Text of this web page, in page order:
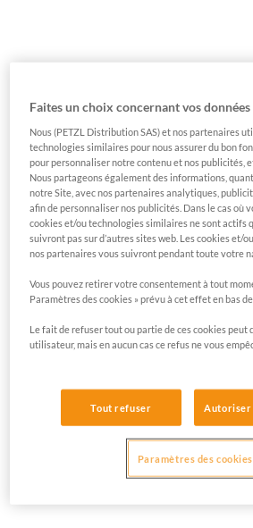
Faites un choix concernant vos données
Nous (PETZL Distribution SAS) et nos partenaires
technologies similaires pour nous assurer du bon
pour personnaliser notre contenu et nos publicités,
Nous partageons également des informations,
notre Site, avec nos partenaires analytiques,
afin de personnaliser nos publicités. Dans le cas où
cookies et/ou technologies similaires ne sont actifs
suivront pas sur d’autres sites web. Les cookies et/
nos partenaires vous suivront pendant toute votre
Vous pouvez retirer votre consentement à tout
Paramètres des cookies » prévu à cet effet en bas
Le fait de refuser tout ou partie de ces cookies
utilisateur, mais en aucun cas ce refus ne vous
Tout refuser Autoriser
Paramètres des cookies